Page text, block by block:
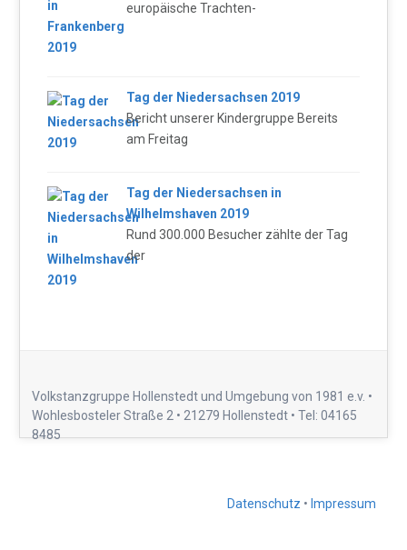
europäische Trachten-
Tag der Niedersachsen 2019
Bericht unserer Kindergruppe Bereits
am Freitag
Tag der Niedersachsen in
Wilhelmshaven 2019
Rund 300.000 Besucher zählte der Tag
der
Volkstanzgruppe Hollenstedt und Umgebung von 1981 e.v. •
Wohlesbosteler Straße 2 • 21279 Hollenstedt • Tel: 04165
8485
Datenschutz • Impressum